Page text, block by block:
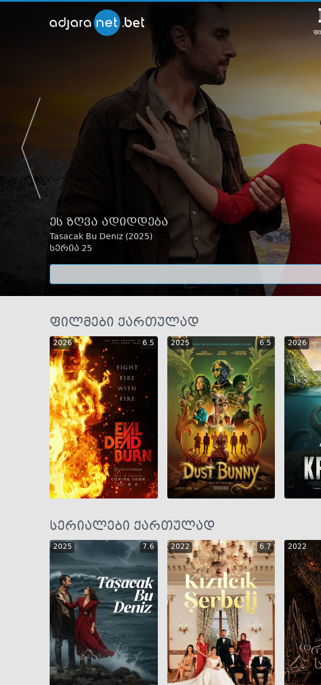
ბოროტი მკვდრები 3
Evil Dead Burn (
ფილმები ქართულად
2026 6.5
GEO ENG RUS
2025 6.5
GEO ENG RUS
2026
სერიალები ქართულად
2025 7.6 2022 6.7 2022